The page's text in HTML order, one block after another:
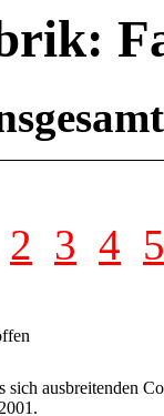
2 3 4 5
sich ausbreitenden